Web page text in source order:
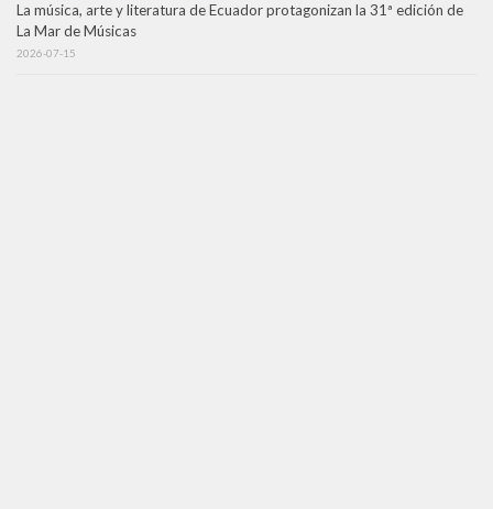
La música, arte y literatura de Ecuador protagonizan la 31ª edición de
La Mar de Músicas
2026-07-15